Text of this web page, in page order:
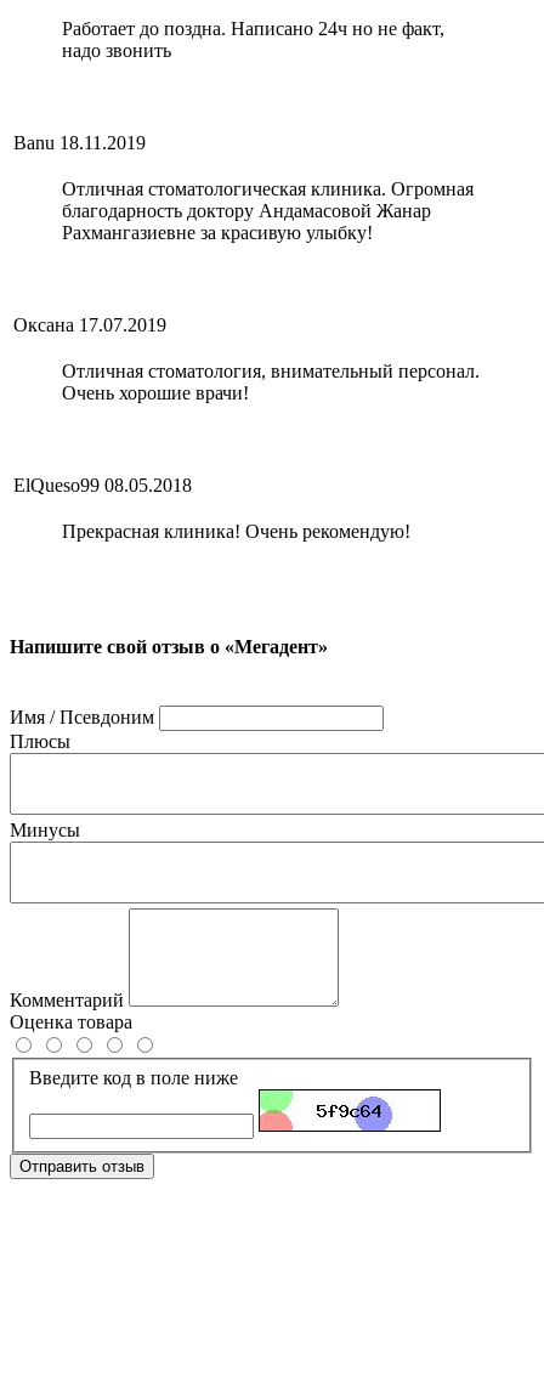
Работает до поздна. Написано 24ч но не факт,
надо звонить
Banu 18.11.2019
Отличная стоматологическая клиника. Огромная
благодарность доктору Андамасовой Жанар
Рахмангазиевне за красивую улыбку!
Оксана 17.07.2019
Отличная стоматология, внимательный персонал.
Очень хорошие врачи!
ElQueso99 08.05.2018
Прекрасная клиника! Очень рекомендую!
Напишите свой отзыв о «Мегадент»
Имя / Псевдоним
Плюсы
Минусы
Комментарий
Оценка товара
Введите код в поле ниже
Отправить отзыв